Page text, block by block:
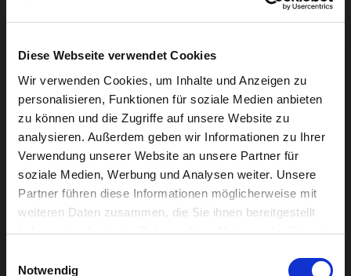
Diese Webseite verwendet Cookies
Wir verwenden Cookies, um Inhalte und Anzeigen zu
personalisieren, Funktionen für soziale Medien anbieten
zu können und die Zugriffe auf unsere Website zu
analysieren. Außerdem geben wir Informationen zu Ihrer
Verwendung unserer Website an unsere Partner für
soziale Medien, Werbung und Analysen weiter. Unsere
Partner führen diese Informationen möglicherweise mit
weiteren Daten zusammen, die Sie ihnen bereitgestellt
haben oder die sie im Rahmen Ihrer Nutzung der Dienste
Notwendig
Stattdessen soll STAKE ein brandneues Kapitel mit
Core, oder Post-Metal-orientierten melodischen
Sludge. You name it…
Support: Cataya
Die Band CATAYA wurde im Januar 2014 gegründet. Im
darauffolgenden Jahr erschienen die beiden ersten
dann schließlich das Debut-Album SUKZESSION. Es